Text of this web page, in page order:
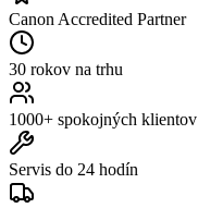
Canon Accredited Partner
30 rokov na trhu
1000+ spokojných klientov
Servis do 24 hodín